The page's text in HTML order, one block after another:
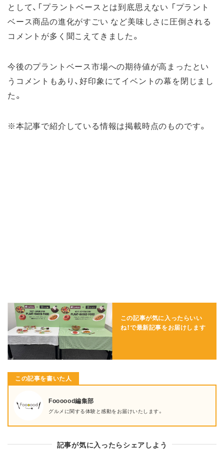
として、「プラントベースとは到底思えない 「プラント
ベース商品の進化がすごい など美味しさに圧倒される
コメントが多く聞こえてきました。
今後のプラントベース市場への期待値が高まったとい
うコメントもあり、好印象にてイベントの幕を閉じまし
た。
※本記事で紹介している情報は掲載時点のものです。
この記事が気に入ったらいい
ね！で最新記事をお届けします
この記事を書いた人
Foooood編集部
グルメに関する体験と感動をお届けいたします。
記事が気に入ったらシェアしよう